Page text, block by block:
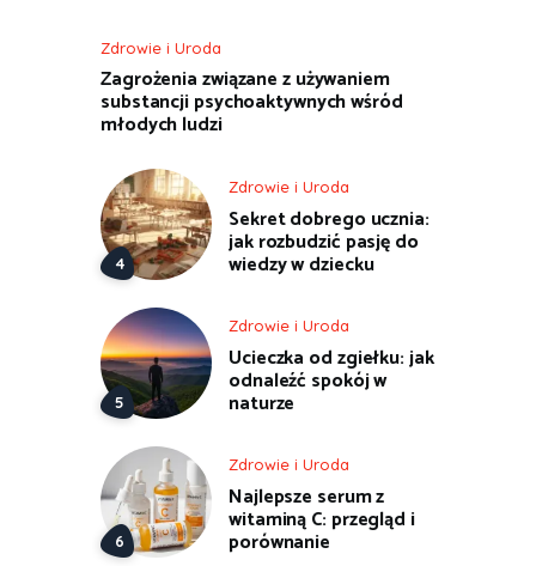
Zdrowie i Uroda
Zagrożenia związane z używaniem
substancji psychoaktywnych wśród
młodych ludzi
Zdrowie i Uroda
Sekret dobrego ucznia:
jak rozbudzić pasję do
wiedzy w dziecku
Zdrowie i Uroda
Ucieczka od zgiełku: jak
odnaleźć spokój w
naturze
Zdrowie i Uroda
Najlepsze serum z
witaminą C: przegląd i
porównanie